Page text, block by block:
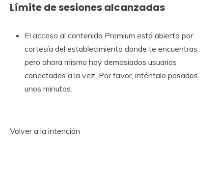
Límite de sesiones alcanzadas
El acceso al contenido Premium está abierto por
cortesía del establecimiento donde te encuentras,
pero ahora mismo hay demasiados usuarios
conectados a la vez. Por favor, inténtalo pasados ​​
unos minutos.
Volver a la intención